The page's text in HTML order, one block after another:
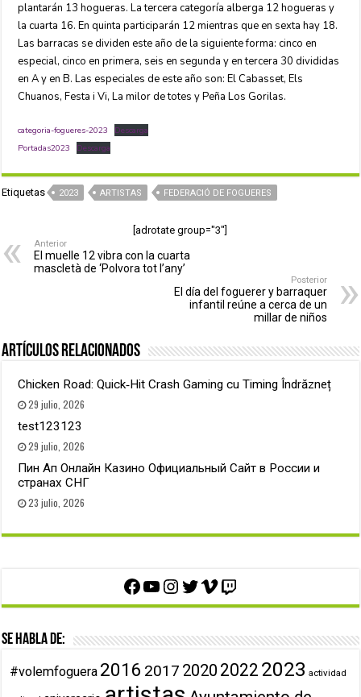
plantarán 13 hogueras. La tercera categoría alberga 12 hogueras y
la cuarta 16. En quinta participarán 12 mientras que en sexta hay 18.
Las barracas se dividen este año de la siguiente forma: cinco en
especial, cinco en primera, seis en segunda y en tercera 30 divididas
en A y en B. Las especiales de este año son: El Cabasset, Els
Chuanos, Festa i Vi, La milor de totes y Peña Los Gorilas.
categoria-fogueres-2023
Descarga
Portadas2023
Descarga
Etiquetas 2023 ARTISTAS FEDERACIÓ DE FOGUERES
[adrotate group="3"]
Anterior
El muelle 12 vibra con la cuarta
mascletà de ‘Polvora tot l’any’
Posterior
El día del foguerer y barraquer
infantil reúne a cerca de un
millar de niños
Artículos relacionados
Chicken Road: Quick‑Hit Crash Gaming cu Timing Îndrăzneț
29 julio, 2026
test123123
29 julio, 2026
Пин Ап Онлайн Казино Официальный Сайт в России и
странах СНГ
23 julio, 2026
Facebook
YouTube
Instagram
Twitter
Vimeo
Twitch
Se habla de:
#volemfoguera 2016 2017 2020 2022 2023 actividad